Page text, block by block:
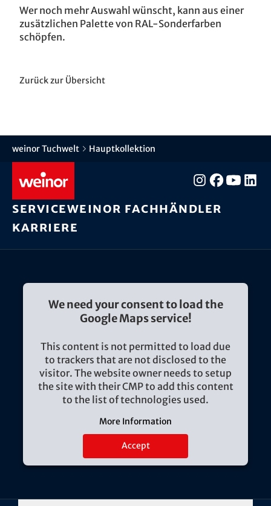
Wer noch mehr Auswahl wünscht, kann aus einer
zusätzlichen Palette von RAL-Sonderfarben
schöpfen.
Zurück zur Übersicht
weinor Tuchwelt Hauptkollektion
Serviceweinor Fachhändler
Karriere
We need your consent to load the
Google Maps service!
This content is not permitted to load due
to trackers that are not disclosed to the
visitor. The website owner needs to setup
the site with their CMP to add this content
to the list of technologies used.
More Information
Accept